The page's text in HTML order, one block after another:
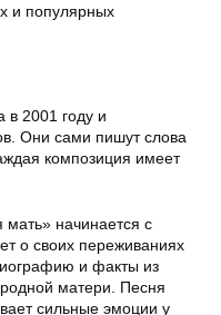
и популярных
в 2001 году и
Они сами пишут слова
композиция имеет
начинается с
о своих переживаниях
и факты из
матери. Песня
сильные эмоции у